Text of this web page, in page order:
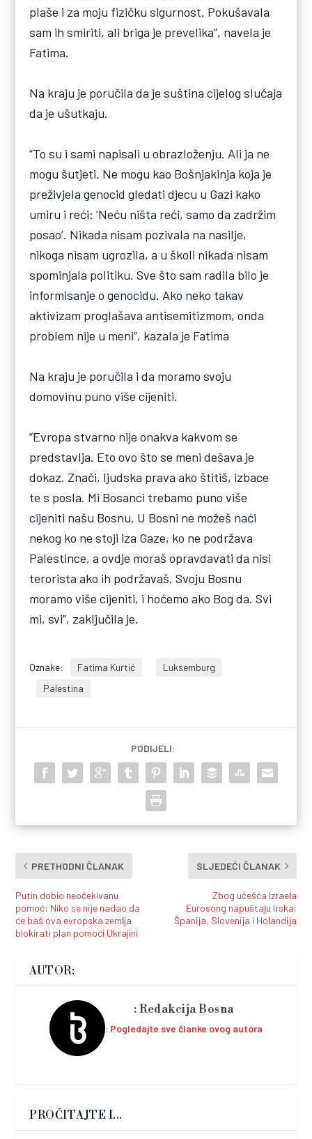
plaše i za moju fizičku sigurnost. Pokušavala
sam ih smiriti, ali briga je prevelika”, navela je
Fatima.
Na kraju je poručila da je suština cijelog slučaja
da je ušutkaju.
“To su i sami napisali u obrazloženju. Ali ja ne
mogu šutjeti. Ne mogu kao Bošnjakinja koja je
preživjela genocid gledati djecu u Gazi kako
umiru i reći: ‘Neću ništa reći, samo da zadržim
posao’. Nikada nisam pozivala na nasilje,
nikoga nisam ugrozila, a u školi nikada nisam
spominjala politiku. Sve što sam radila bilo je
informisanje o genocidu. Ako neko takav
aktivizam proglašava antisemitizmom, onda
problem nije u meni”, kazala je Fatima
Na kraju je poručila i da moramo svoju
domovinu puno više cijeniti.
“Evropa stvarno nije onakva kakvom se
predstavlja. Eto ovo što se meni dešava je
dokaz. Znači, ljudska prava ako štitiš, izbace
te s posla. Mi Bosanci trebamo puno više
cijeniti našu Bosnu. U Bosni ne možeš naći
nekog ko ne stoji iza Gaze, ko ne podržava
Palestince, a ovdje moraš opravdavati da nisi
terorista ako ih podržavaš. Svoju Bosnu
moramo više cijeniti, i hoćemo ako Bog da. Svi
mi, svi”, zaključila je.
Oznake: Fatima Kurtić
Luksemburg
Palestina
PODIJELI:
PRETHODNI ČLANAK
Putin dobio neočekivanu
pomoć: Niko se nije nadao da
će baš ova evropska zemlja
blokirati plan pomoći Ukrajini
SLJEDEĆI ČLANAK
Zbog učešća Izraela
Eurosong napuštaju Irska,
Španija, Slovenija i Holandija
AUTOR:
Redakcija Bosna
Pogledajte sve članke ovog autora
PROČITAJTE I...